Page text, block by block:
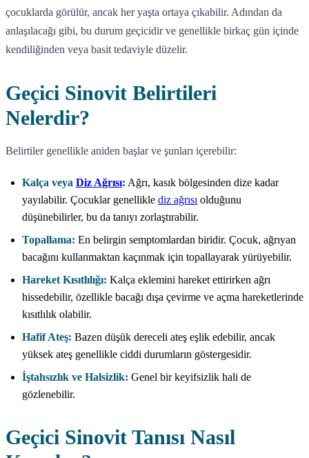
çocuklarda görülür, ancak her yaşta ortaya çıkabilir. Adından da
anlaşılacağı gibi, bu durum geçicidir ve genellikle birkaç gün içinde
kendiliğinden veya basit tedaviyle düzelir.
Geçici Sinovit Belirtileri
Nelerdir?
Belirtiler genellikle aniden başlar ve şunları içerebilir:
Kalça veya Diz Ağrısı: Ağrı, kasık bölgesinden dize kadar
yayılabilir. Çocuklar genellikle diz ağrısı olduğunu
düşünebilirler, bu da tanıyı zorlaştırabilir.
Topallama: En belirgin semptomlardan biridir. Çocuk, ağrıyan
bacağını kullanmaktan kaçınmak için topallayarak yürüyebilir.
Hareket Kısıtlılığı: Kalça eklemini hareket ettirirken ağrı
hissedebilir, özellikle bacağı dışa çevirme ve açma hareketlerinde
kısıtlılık olabilir.
Hafif Ateş: Bazen düşük dereceli ateş eşlik edebilir, ancak
yüksek ateş genellikle ciddi durumların göstergesidir.
İştahsızlık ve Halsizlik: Genel bir keyifsizlik hali de
gözlenebilir.
Geçici Sinovit Tanısı Nasıl